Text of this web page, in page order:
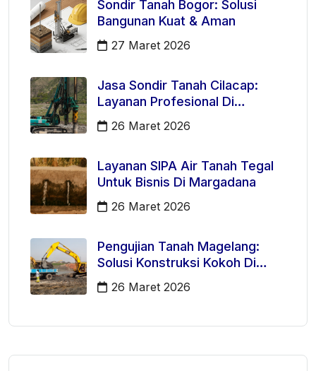
Sondir Tanah Bogor: Solusi
Bangunan Kuat & Aman
27 Maret 2026
Jasa Sondir Tanah Cilacap:
Layanan Profesional Di
Kecamatan Majenang
26 Maret 2026
Layanan SIPA Air Tanah Tegal
Untuk Bisnis Di Margadana
26 Maret 2026
Pengujian Tanah Magelang:
Solusi Konstruksi Kokoh Di
Mertoyudan
26 Maret 2026